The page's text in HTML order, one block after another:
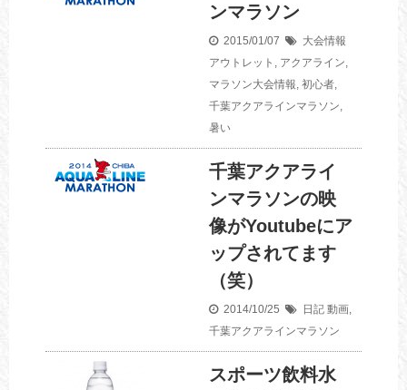
ンマラソン
2015/01/07
大会情報
アウトレット , アクアライン,
マラソン大会情報, 初心者,
千葉アクアラインマラソン,
暑い
千葉アクアライ
ンマラソンの映
像がYoutubeにア
ップされてます
（笑）
2014/10/25 日記 動画,
千葉アクアラインマラソン
スポーツ飲料水